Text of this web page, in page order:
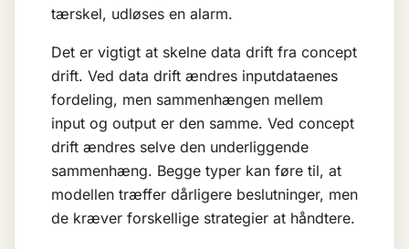
tærskel, udløses en alarm.
Det er vigtigt at skelne data drift fra concept
drift. Ved data drift ændres inputdataenes
fordeling, men sammenhængen mellem
input og output er den samme. Ved concept
drift ændres selve den underliggende
sammenhæng. Begge typer kan føre til, at
modellen træffer dårligere beslutninger, men
de kræver forskellige strategier at håndtere.